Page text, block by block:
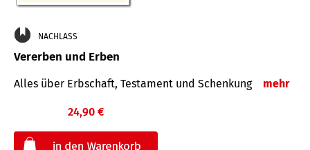
NACHLASS
Vererben und Erben
Alles über Erbschaft, Testament und Schenkung mehr
24,90 €